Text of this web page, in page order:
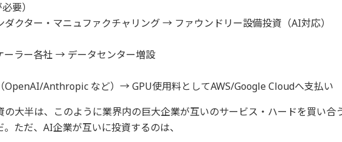
要）
ダクター・マニュファクチャリング → ファウンドリー設備投資（AI対応）
ーラー各社 → データセンター増設
OpenAI/Anthropic など）→ GPU使用料としてAWS/Google Cloudへ支払い
の大半は、このように業界内の巨大企業が互いのサービス・ハードを買い合
。ただ、AI企業が互いに投資するのは、